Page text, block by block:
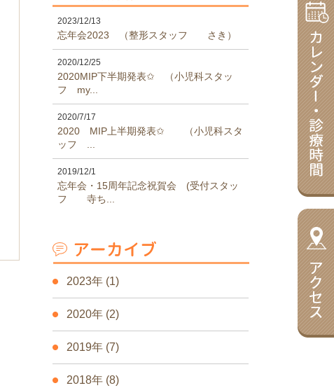
2023/12/13
忘年会2023 （整形スタッフ さき）
2020/12/25
2020MIP下半期発表✩ （小児科スタッ
フ my...
2020/7/17
2020 MIP上半期発表✩ （小児科スタ
ッフ ...
2019/12/1
忘年会・15周年記念祝賀会 (受付スタッ
フ 寺ち...
2023年 (1)
2020年 (2)
2019年 (7)
2018年 (8)